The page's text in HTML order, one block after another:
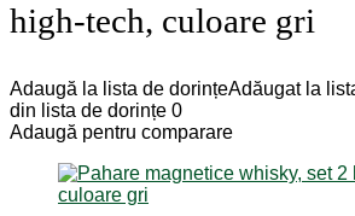
high-tech, culoare gri
Adaugă la lista de dorințeAdăugat la
din lista de dorințe 0
Adaugă pentru comparare